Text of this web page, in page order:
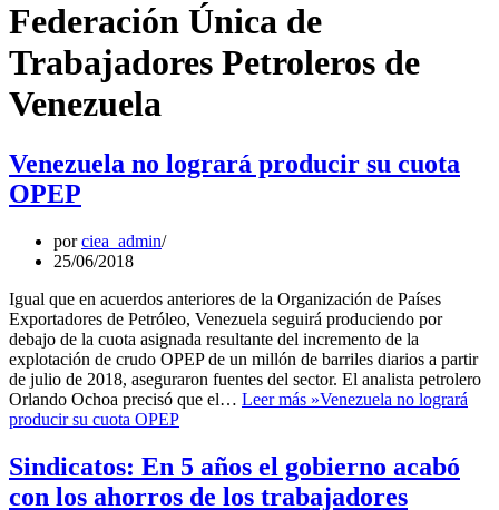
Federación Única de
Trabajadores Petroleros de
Venezuela
Venezuela no logrará producir su cuota
OPEP
porciea_admin
25/06/2018
Igual que en acuerdos anteriores de la Organización de Países
Exportadores de Petróleo, Venezuela seguirá produciendo por
debajo de la cuota asignada resultante del incremento de la
explotación de crudo OPEP de un millón de barriles diarios a partir
de julio de 2018, aseguraron fuentes del sector. El analista petrolero
Orlando Ochoa precisó que el… Leer más »Venezuela no logrará
producir su cuota OPEP
Sindicatos: En 5 años el gobierno acabó
con los ahorros de los trabajadores